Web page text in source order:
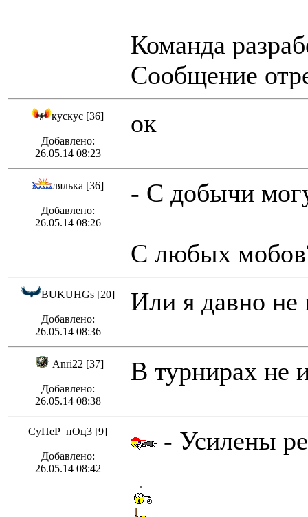
Команда
Сообщение
кускус [36]
Добавлено:
26.05.14 08:23
ок
лялька [36]
Добавлено:
26.05.14 08:26
- С добычи
С любых
BUKUHGs [20]
Добавлено:
26.05.14 08:36
Или я давно не
Anri22 [37]
Добавлено:
26.05.14 08:38
В турнирах не
СуПеР_пОц3 [9]
Добавлено:
26.05.14 08:42
- Усилены